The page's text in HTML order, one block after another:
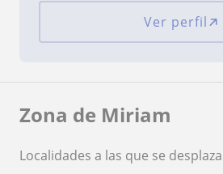
Ver perfil
Zona de Miriam
Localidades a las que se